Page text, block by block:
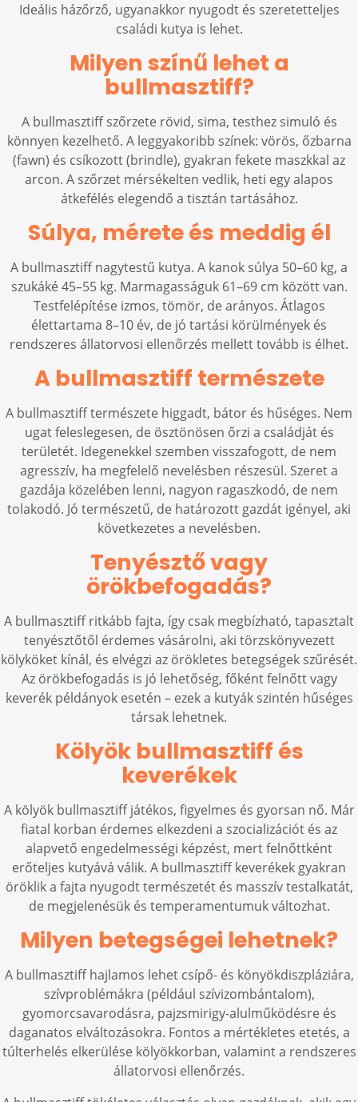
Ideális házőrző, ugyanakkor nyugodt és szeretetteljes
családi kutya is lehet.
Milyen színű lehet a
bullmasztiff?
A bullmasztiff szőrzete rövid, sima, testhez simuló és
könnyen kezelhető. A leggyakoribb színek: vörös, őzbarna
(fawn) és csíkozott (brindle), gyakran fekete maszkkal az
arcon. A szőrzet mérsékelten vedlik, heti egy alapos
átkefélés elegendő a tisztán tartásához.
Súlya, mérete és meddig él
A bullmasztiff nagytestű kutya. A kanok súlya 50–60 kg, a
szukáké 45–55 kg. Marmagasságuk 61–69 cm között van.
Testfelépítése izmos, tömör, de arányos. Átlagos
élettartama 8–10 év, de jó tartási körülmények és
rendszeres állatorvosi ellenőrzés mellett tovább is élhet.
A bullmasztiff természete
A bullmasztiff természete higgadt, bátor és hűséges. Nem
ugat feleslegesen, de ösztönösen őrzi a családját és
területét. Idegenekkel szemben visszafogott, de nem
agresszív, ha megfelelő nevelésben részesül. Szeret a
gazdája közelében lenni, nagyon ragaszkodó, de nem
tolakodó. Jó természetű, de határozott gazdát igényel, aki
következetes a nevelésben.
Tenyésztő vagy
örökbefogadás?
A bullmasztiff ritkább fajta, így csak megbízható, tapasztalt
tenyésztőtől érdemes vásárolni, aki törzskönyvezett
kölyköket kínál, és elvégzi az örökletes betegségek szűrését.
Az örökbefogadás is jó lehetőség, főként felnőtt vagy
keverék példányok esetén – ezek a kutyák szintén hűséges
társak lehetnek.
Kölyök bullmasztiff és
keverékek
A kölyök bullmasztiff játékos, figyelmes és gyorsan nő. Már
fiatal korban érdemes elkezdeni a szocializációt és az
alapvető engedelmességi képzést, mert felnőttként
erőteljes kutyává válik. A bullmasztiff keverékek gyakran
öröklik a fajta nyugodt természetét és masszív testalkatát,
de megjelenésük és temperamentumuk változhat.
Milyen betegségei lehetnek?
A bullmasztiff hajlamos lehet csípő- és könyökdiszpláziára,
szívproblémákra (például szívizombántalom),
gyomorcsavarodásra, pajzsmirigy-alulműködésre és
daganatos elváltozásokra. Fontos a mértékletes etetés, a
túlterhelés elkerülése kölyökkorban, valamint a rendszeres
állatorvosi ellenőrzés.